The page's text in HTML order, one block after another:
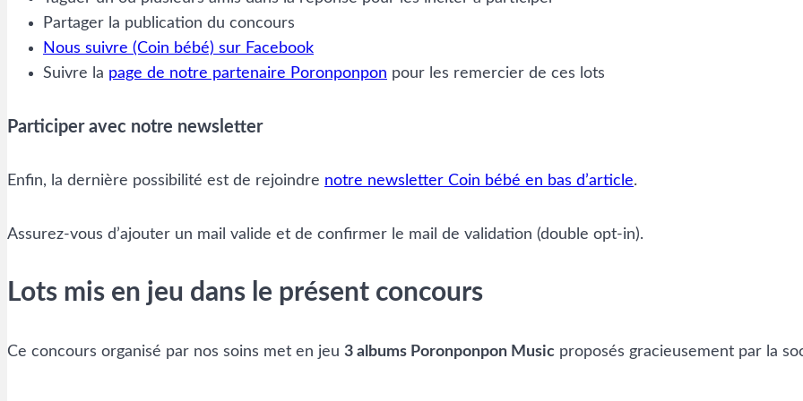
Partager la publication du concours
Nous suivre (Coin bébé) sur Facebook
Suivre la page de notre partenaire Poronponpon pour les remercier de ces lots
Participer avec notre newsletter
Enfin, la dernière possibilité est de rejoindre notre newsletter Coin bébé en bas d’article.
Assurez-vous d’ajouter un mail valide et de confirmer le mail de validation (double opt-in).
Lots mis en jeu dans le présent concours
Ce concours organisé par nos soins met en jeu 3 albums Poronponpon Music proposés gracieusement par la